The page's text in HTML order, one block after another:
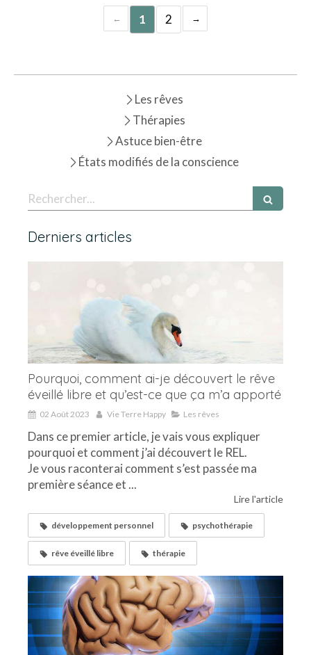
1
2
Les rêves
Thérapies
Astuce bien-être
États modifiés de la conscience
Rechercher
Derniers articles
Pourquoi, comment ai-je découvert le rêve
éveillé libre et qu’est-ce que ça m’a apporté
02 Août 2023 Vie Terre Happy Les rêves
Dans ce premier article, je vais vous expliquer
pourquoi et comment j’ai découvert le REL.
Je vous raconterai comment s’est passée ma
première séance et ...
Lire l'article
développement personnel psychothérapie
rêve éveillé libre thérapie